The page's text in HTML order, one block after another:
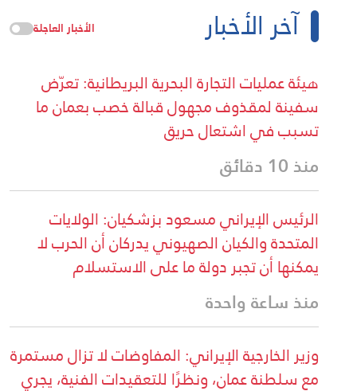
آخر الأخبار الأخبار العاجلة
هيئة عمليات التجارة البحرية البريطانية: تعرّض
سفينة لمقذوف مجهول قبالة خصب بعمان ما
تسبب في اشتعال حريق
منذ 10 دقائق
الرئيس الإيراني مسعود بزشكيان: الولايات
المتحدة والكيان الصهيوني يدركان أن الحرب لا
يمكنها أن تجبر دولة ما على الاستسلام
منذ ساعة واحدة
وزير الخارجية الإيراني: المفاوضات لا تزال مستمرة
مع سلطنة عمان، ونظرًا للتعقيدات الفنية، يجري